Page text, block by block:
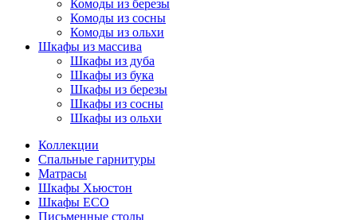
Комоды из березы
Комоды из сосны
Комоды из ольхи
Шкафы из массива
Шкафы из дуба
Шкафы из бука
Шкафы из березы
Шкафы из сосны
Шкафы из ольхи
Коллекции
Спальные гарнитуры
Матрасы
Шкафы Хьюстон
Шкафы ECO
Письменные столы